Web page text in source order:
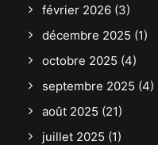
février 2026 (3)
décembre 2025 (1)
octobre 2025 (4)
septembre 2025 (4)
août 2025 (21)
juillet 2025 (1)